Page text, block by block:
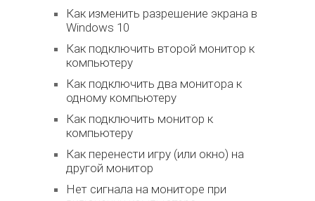
Как изменить разрешение экрана в
Windows 10
Как подключить второй монитор к
компьютеру
Как подключить два монитора к
одному компьютеру
Как подключить монитор к
компьютеру
Как перенести игру (или окно) на
другой монитор
Нет сигнала на мониторе при